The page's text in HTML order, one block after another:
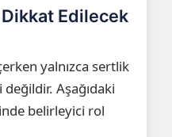
Edilecek
yalnızca sertlik
Aşağıdaki
belirleyici rol